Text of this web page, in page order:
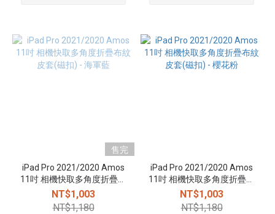
售完
iPad Pro 2021/2020 Amos
11吋 相機快取多角度折疊布
紋皮套(磁扣) - 海軍藍
NT$1,003
NT$1,180
iPad Pro 2021/2020 Amos
11吋 相機快取多角度折疊布
紋皮套(磁扣) - 櫻花粉
NT$1,003
NT$1,180